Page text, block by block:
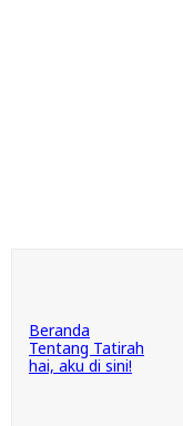
Beranda
Tentang Tatirah
hai, aku di sini!